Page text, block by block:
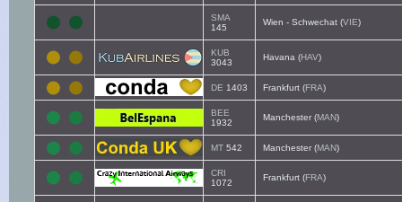
SMA
145
Wien - Schwechat (VIE)
KUB
3043
Havana (HAV)
DE 1403 Frankfurt (FRA)
BEE
1932
Manchester (MAN)
MT 542 Manchester (MAN)
CRI
1072
Frankfurt (FRA)